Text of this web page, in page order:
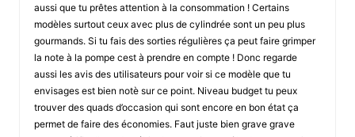
aussi que tu prêtes attention à la consommation ! Certains
modèles surtout ceux avec plus de cylindrée sont un peu plus
gourmands. Si tu fais des sorties régulières ça peut faire grimper
la note à la pompe cest à prendre en compte ! Donc regarde
aussi les avis des utilisateurs pour voir si ce modèle que tu
envisages est bien notè sur ce point. Niveau budget tu peux
trouver des quads d’occasion qui sont encore en bon état ça
permet de faire des économies. Faut juste bien grave grave